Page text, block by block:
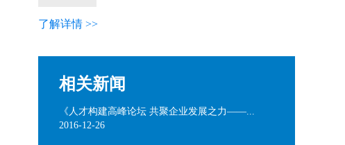
了解详情 >>
相关新闻
《人才构建高峰论坛 共聚企业发展之力——...
2016-12-26